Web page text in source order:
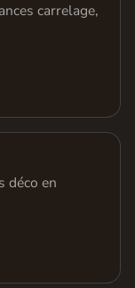
carrelage,
déco en